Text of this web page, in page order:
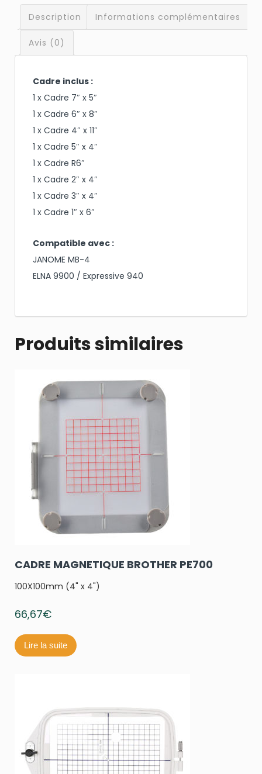
Description Informations complémentaires
Avis (0)
Cadre inclus :
1 x Cadre 7″ x 5″
1 x Cadre 6″ x 8″
1 x Cadre 4″ x 11″
1 x Cadre 5″ x 4″
1 x Cadre R6″
1 x Cadre 2″ x 4″
1 x Cadre 3″ x 4″
1 x Cadre 1″ x 6″
Compatible avec :
JANOME MB-4
ELNA 9900 / Expressive 940
Produits similaires
CADRE MAGNETIQUE BROTHER PE700
100X100mm (4" x 4")
66,67€
Lire la suite